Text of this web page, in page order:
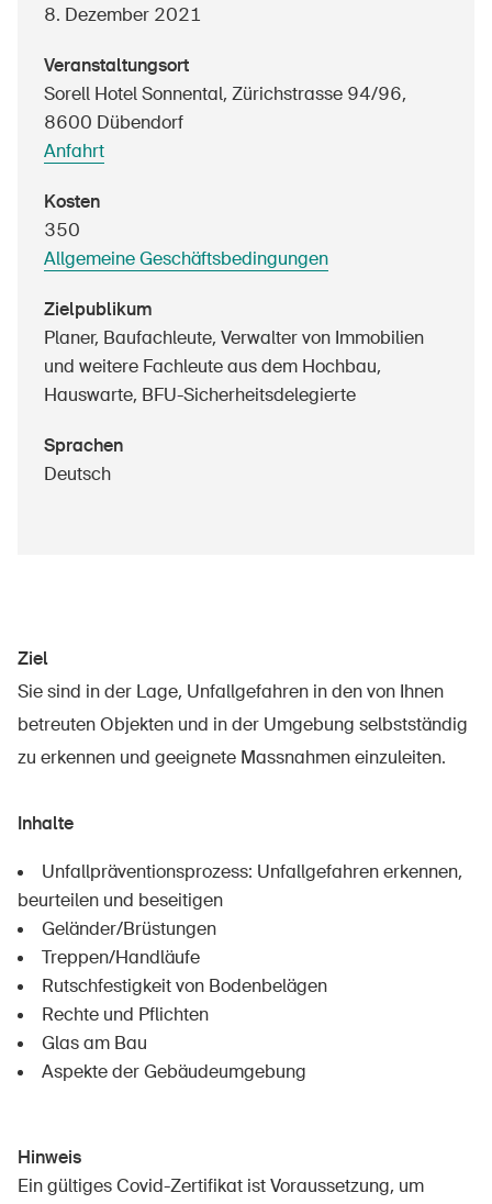
Bestellen & herunterladen
Sichere Produkte
Rechtsfragen & Gerichtsentscheide
Sicherheitsdelegierte & Gemeinden
Kontakt & Beratung
8. Dezember 2021
Veranstaltungsort
Sorell Hotel Sonnental, Zürichstrasse 94/96,
8600 Dübendorf
Anfahrt
Kosten
350
Allgemeine Geschäftsbedingungen
Zielpublikum
Planer, Baufachleute, Verwalter von Immobilien
und weitere Fachleute aus dem Hochbau,
Hauswarte, BFU-Sicherheitsdelegierte
Sprachen
Deutsch
Ziel
Sie sind in der Lage, Unfallgefahren in den von Ihnen
betreuten Objekten und in der Umgebung selbstständig
zu erkennen und geeignete Massnahmen einzuleiten.
Inhalte
Unfallpräventionsprozess: Unfallgefahren erkennen,
beurteilen und beseitigen
Geländer/Brüstungen
Treppen/Handläufe
Rutschfestigkeit von Bodenbelägen
Rechte und Pflichten
Glas am Bau
Aspekte der Gebäudeumgebung
Hinweis
Ein gültiges Covid-Zertifikat ist Voraussetzung, um